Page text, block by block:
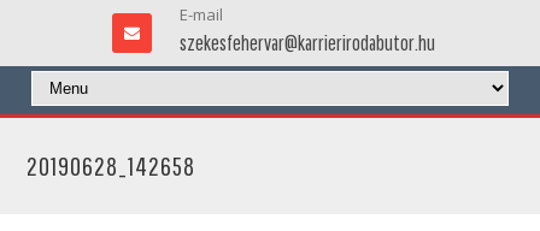
E-mail
szekesfehervar@karrierirodabutor.hu
20190628_142658